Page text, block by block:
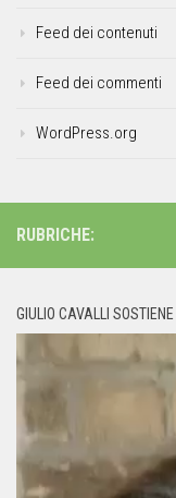
Feed dei contenuti
Feed dei commenti
WordPress.org
RUBRICHE:
GIULIO CAVALLI
Player